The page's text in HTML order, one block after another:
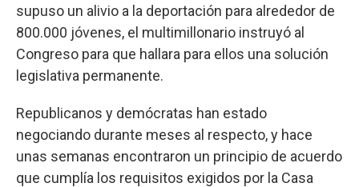
supuso un alivio a la deportación para alrededor de
800.000 jóvenes, el multimillonario instruyó al
Congreso para que hallara para ellos una solución
legislativa permanente.
Republicanos y demócratas han estado
negociando durante meses al respecto, y hace
unas semanas encontraron un principio de acuerdo
que cumplía los requisitos exigidos por la Casa